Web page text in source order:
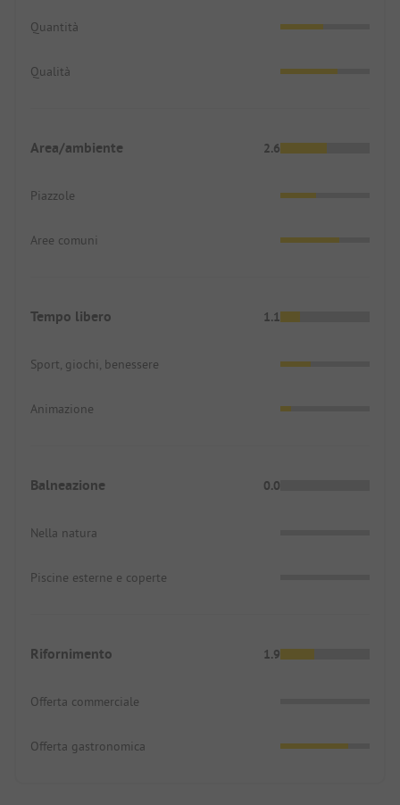
Quantità
Qualità
Area/ambiente 2.6
Piazzole
Aree comuni
Tempo libero 1.1
Sport, giochi, benessere
Animazione
Balneazione 0.0
Nella natura
Piscine esterne e coperte
Rifornimento 1.9
Offerta commerciale
Offerta gastronomica